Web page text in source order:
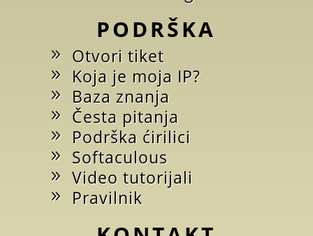
PODRŠKA
Otvori tiket
Koja je moja IP?
Baza znanja
Česta pitanja
Podrška ćirilici
Softaculous
Video tutorijali
Pravilnik